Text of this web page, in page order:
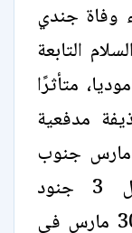
وفاة جندي
التابعة
متأثرًا
مدفعية
أطلقتها دبابة إسرائيلية في 29 مارس جنوب
لبنان. ويأتي ذلك بعد مقتل 3 جنود
إندونيسيين آخرين يومي 29 و30 مارس في